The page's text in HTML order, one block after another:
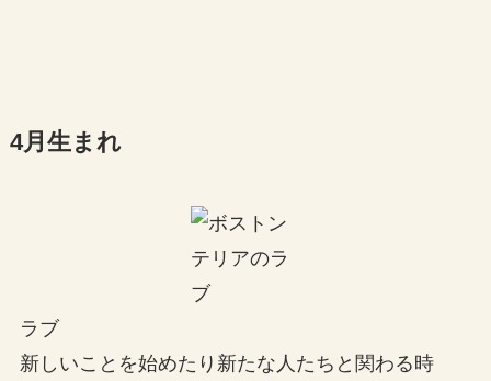
4月生まれ
ラブ
新しいことを始めたり新たな人たちと関わる時